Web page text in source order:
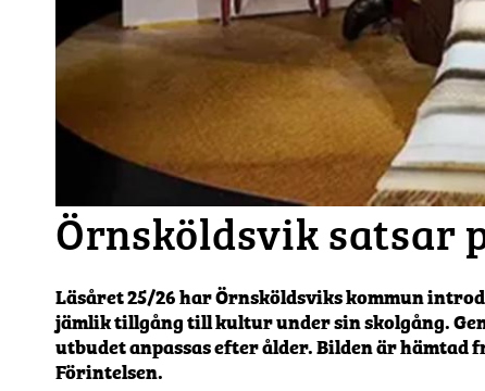
Örnsköldsvik satsar
Läsåret 25/26 har Örnsköldsviks kommun
jämlik tillgång till kultur under sin skolgång.
utbudet anpassas efter ålder. Bilden är hämtad
Förintelsen.